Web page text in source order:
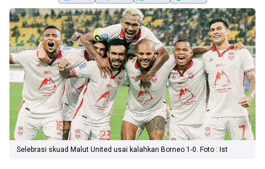
Selebrasi skuad Malut United usai kalahkan Borneo 1-0. Foto : Ist